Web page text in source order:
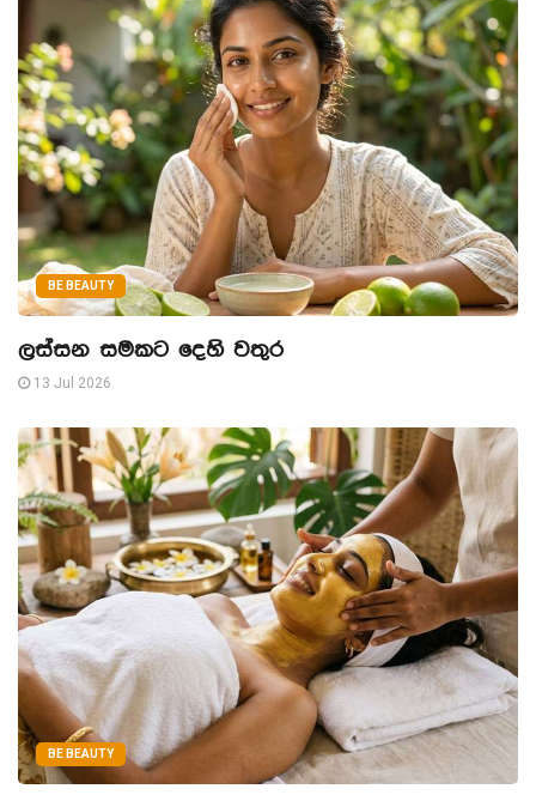
BE BEAUTY
ලස්සන සමකට දෙහි වතුර
13 Jul 2026
BE BEAUTY